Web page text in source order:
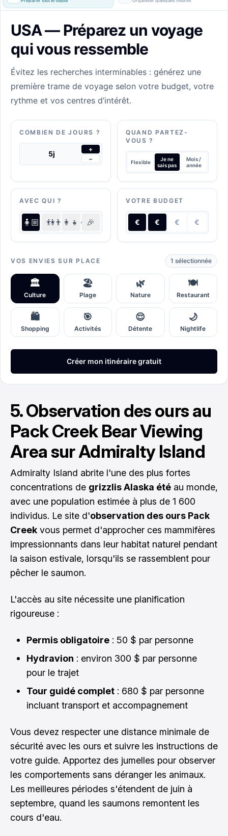
5. Observation des ours au
Pack Creek Bear Viewing
Area sur Admiralty Island
Admiralty Island abrite l'une des plus fortes
concentrations de grizzlis Alaska été au monde,
avec une population estimée à plus de 1 600
individus. Le site d'observation des ours Pack
Creek vous permet d'approcher ces mammifères
impressionnants dans leur habitat naturel pendant
la saison estivale, lorsqu'ils se rassemblent pour
pêcher le saumon.
L'accès au site nécessite une planification
rigoureuse :
Permis obligatoire : 50 $ par personne
Hydravion : environ 300 $ par personne
pour le trajet
Tour guidé complet : 680 $ par personne
incluant transport et accompagnement
Vous devez respecter une distance minimale de
sécurité avec les ours et suivre les instructions de
votre guide. Apportez des jumelles pour observer
les comportements sans déranger les animaux.
Les meilleures périodes s'étendent de juin à
septembre, quand les saumons remontent les
cours d'eau.